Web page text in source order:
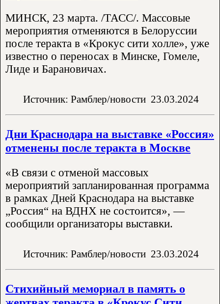
МИНСК, 23 марта. /ТАСС/. Массовые
мероприятия отменяются в Белоруссии
после теракта в «Крокус сити холле», уже
известно о переносах в Минске, Гомеле,
Лиде и Барановичах.
Источник: Рамблер/новости 23.03.2024
Дни Краснодара на выставке «Россия»
отменены после теракта в Москве
«В связи с отменой массовых
мероприятий запланированная программа
в рамках Дней Краснодара на выставке
„Россия“ на ВДНХ не состоится», —
сообщили организаторы выставки.
Источник: Рамблер/новости 23.03.2024
Стихийный мемориал в память о